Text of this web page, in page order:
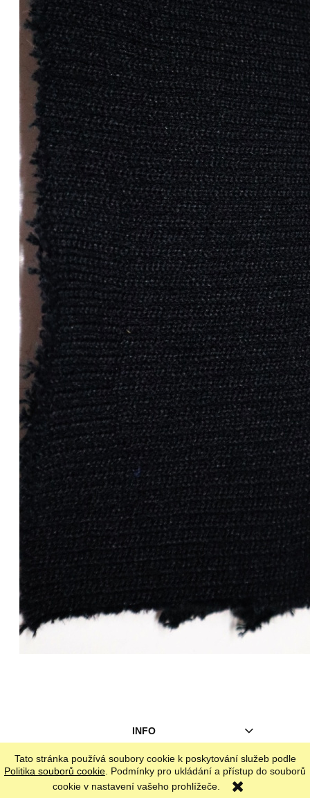
Tato stránka používá soubory cookie k poskytování služeb podle
Politika souborů cookie . Podmínky pro ukládání a přístup do souborů
cookie v nastavení vašeho prohlížeče.
INFO
zobrazit plnou verzi stránky
Sklep internetowy Shoper.pl